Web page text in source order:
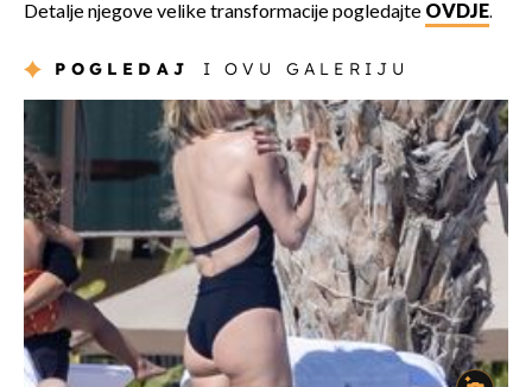
Detalje njegove velike transformacije pogledajte OVDJE.
POGLEDAJ I OVU GALERIJU